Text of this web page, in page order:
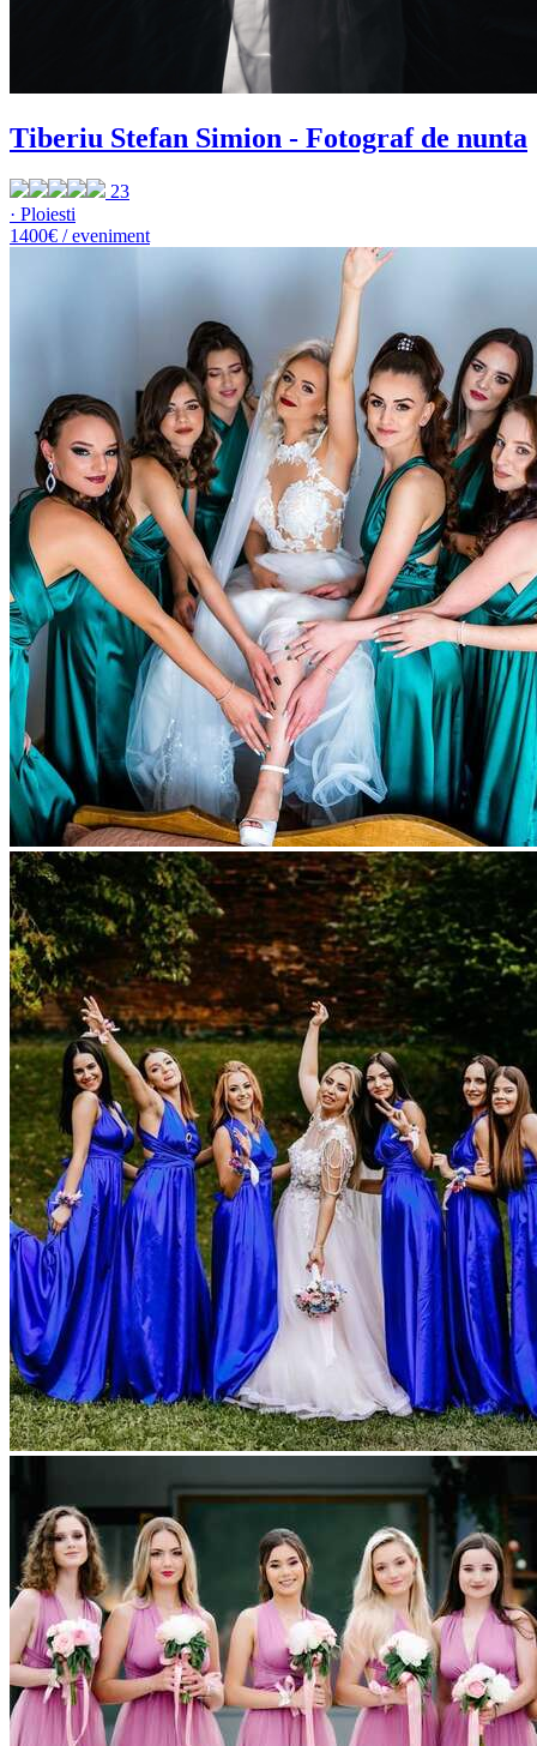
Tiberiu Stefan Simion - Fotograf de nunta
23
· Ploiesti
1400€ / eveniment